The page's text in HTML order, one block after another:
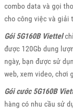
combo data và gọi
cho công việc và giải
Gói 5G160B Viettel
được 120Gb dung
ngày, bạn được sử
web, xem video, chơi
Gói cước 5G160B
hàng có nhu cầu sử